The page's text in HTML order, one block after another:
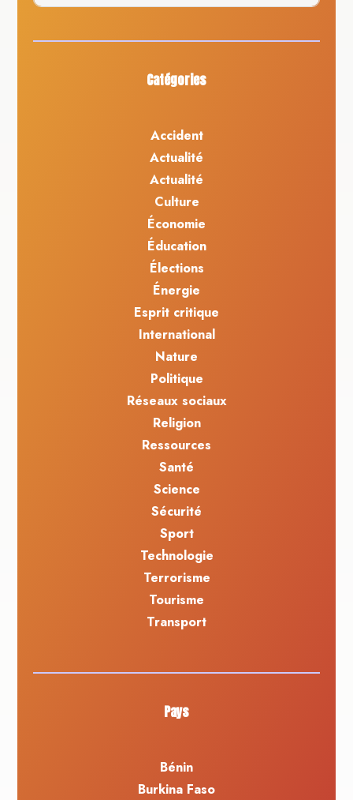
Catégories
Accident
Actualité
Actualité
Culture
Économie
Éducation
Élections
Énergie
Esprit critique
International
Nature
Politique
Réseaux sociaux
Religion
Ressources
Santé
Science
Sécurité
Sport
Technologie
Terrorisme
Tourisme
Transport
Pays
Bénin
Burkina Faso